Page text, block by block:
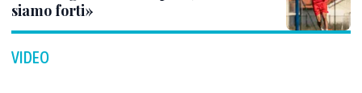
siamo forti»
VIDEO